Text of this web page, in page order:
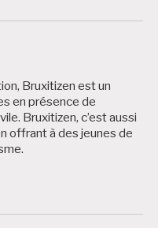
Bruxitizen est un
en présence de
Bruxitizen, c’est aussi
offrant à des jeunes de